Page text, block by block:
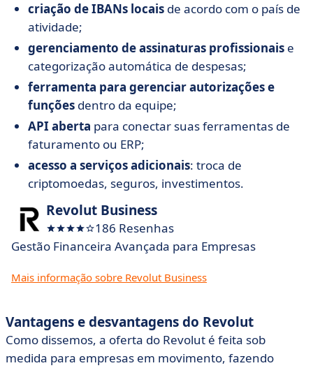
criação de IBANs locais de acordo com o país de
atividade;
gerenciamento de assinaturas profissionais e
categorização automática de despesas;
ferramenta para gerenciar autorizações e
funções dentro da equipe;
API aberta para conectar suas ferramentas de
faturamento ou ERP;
acesso a serviços adicionais: troca de
criptomoedas, seguros, investimentos.
Revolut Business
186 Resenhas
Gestão Financeira Avançada para Empresas
Mais informação sobre Revolut Business
Vantagens e desvantagens do Revolut
Como dissemos, a oferta do Revolut é feita sob
medida para empresas em movimento, fazendo